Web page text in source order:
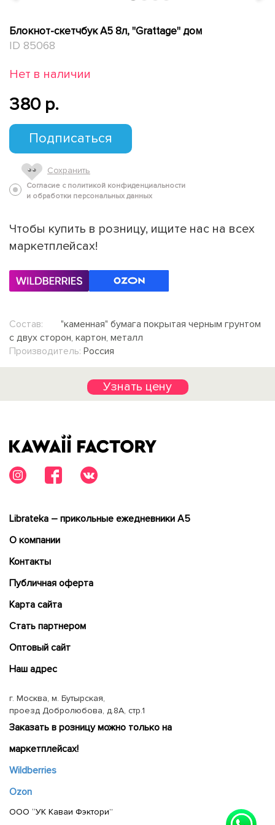
Блокнот-скетчбук А5 8л, "Grattage" дом
ID 85068
Нет в наличии
380 p.
Подписаться
Сохранить
Согласие с политикой конфиденциальности
и обработки персональных данных
Чтобы купить в розницу, ищите нас на всех
маркетплейсах!
Состав:
"каменная" бумага покрытая черным грунтом
с двух сторон, картон, металл
Производитель: Россия
Узнать цену
Librateka – прикольные ежедневники А5
О компании
Контакты
Публичная оферта
Карта сайта
Cтать партнером
Оптовый сайт
Наш адрес
г. Москва, м. Бутырская,
проезд Добролюбова, д.8А, стр.1
Заказать в розницу можно только на
маркетплейсах!
Wildberries
Ozon
ООО “УК Каваи Фэктори”